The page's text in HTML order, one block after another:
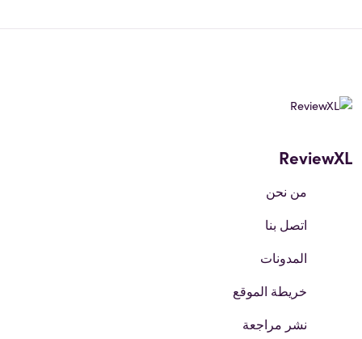
ReviewXL
من نحن
اتصل بنا
المدونات
خريطة الموقع
نشر مراجعة